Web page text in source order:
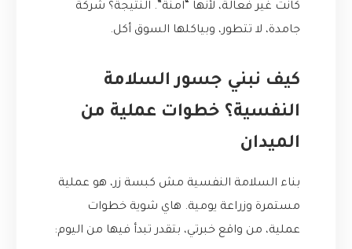
كانت غير فعالة، لأنها “آمنة”. النتيجة؟ شركة
جامدة، لا تتطور، وبياكلها السوق أكل.
كيف نبني جسور السلامة
النفسية؟ خطوات عملية من
الميدان
بناء السلامة النفسية مش كبسة زر، هو عملية
مستمرة وزراعة يومية. هاي شوية خطوات
عملية، من واقع خبرتي، بتقدر تبدأ فيها من اليوم: